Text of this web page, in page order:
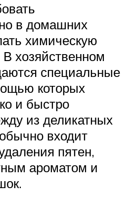
в домашних
химическую
хозяйственном
специальные
которых
и быстро
из деликатных
входит
пятен,
ароматом и